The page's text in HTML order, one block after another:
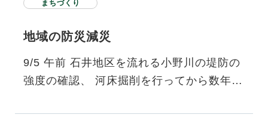
まちづくり
地域の防災減災
9/5 午前 石井地区を流れる小野川の堤防の
強度の確認、 河床掘削を行ってから数年た
と町内の皆さんと行いま…